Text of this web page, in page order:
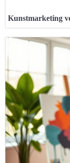
Kunstmarketing